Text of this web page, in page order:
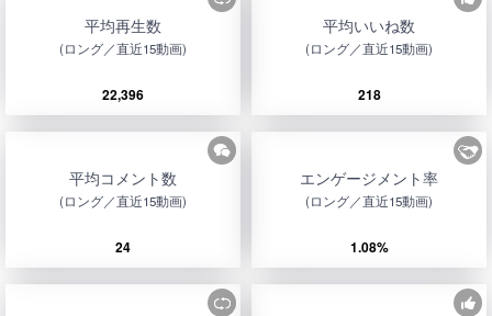
平均再生数
(ロング／直近15動画)
22,396
平均いいね数
(ロング／直近15動画)
218
平均コメント数
(ロング／直近15動画)
24
エンゲージメント率
(ロング／直近15動画)
1.08%